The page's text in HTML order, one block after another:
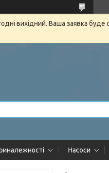
вихідний. Ваша заявка
Насоси